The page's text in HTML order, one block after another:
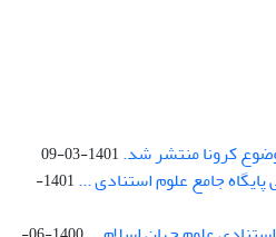
1401-03-09
1401-